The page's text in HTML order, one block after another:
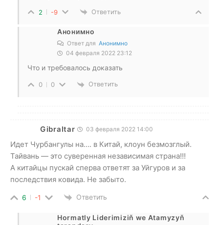
2 -9 Ответить
Анонимно
Ответ для Анонимно
04 февраля 2022 23:12
Что и требовалось доказать
0 0 Ответить
Gibraltar 03 февраля 2022 14:00
Идет Чурбангулы на…. в Китай, клоун безмозглый.
Тайвань — это суверенная независимая страна!!!
А китайцы пускай сперва ответят за Уйгуров и за
последствия ковида. Не забыто.
6 -1 Ответить
Hormatly Liderimiziň we Atamyzyň